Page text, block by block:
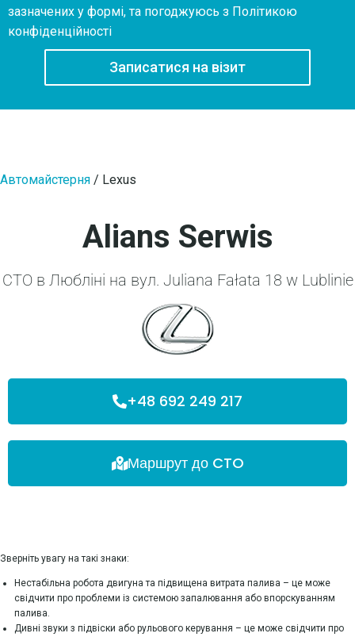
Автомайстерня / Lexus
Alians Serwis
CTO в Любліні на вул. Juliana Fałata 18 w Lublinie
+48 692 249 217
Маршрут до CTO
зазначених у формі, та погоджуюсь з Політикою
конфіденційності
Записатися на візит
Зверніть увагу на такі знаки:
Нестабільна робота двигуна та підвищена витрата палива – це може
свідчити про проблеми із системою запалювання або впорскуванням
палива.
Дивні звуки з підвіски або рульового керування – це може свідчити про